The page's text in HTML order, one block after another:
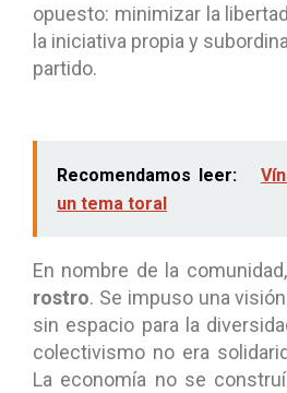
opuesto: minimizar la
la iniciativa propia y
partido.
Recomendamos leer:
un tema toral
En nombre de la comunidad,
rostro. Se impuso una
sin espacio para la
colectivismo no era
La economía no se